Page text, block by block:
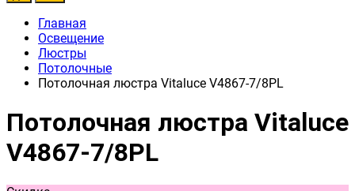
Главная
Освещение
Люстры
Потолочные
Потолочная люстра Vitaluce V4867-7/8PL
Потолочная люстра Vitaluce
V4867-7/8PL